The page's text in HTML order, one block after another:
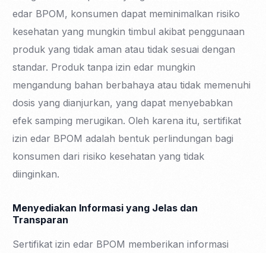
edar BPOM, konsumen dapat meminimalkan risiko
kesehatan yang mungkin timbul akibat penggunaan
produk yang tidak aman atau tidak sesuai dengan
standar. Produk tanpa izin edar mungkin
mengandung bahan berbahaya atau tidak memenuhi
dosis yang dianjurkan, yang dapat menyebabkan
efek samping merugikan. Oleh karena itu, sertifikat
izin edar BPOM adalah bentuk perlindungan bagi
konsumen dari risiko kesehatan yang tidak
diinginkan.
Menyediakan Informasi yang Jelas dan
Transparan
Sertifikat izin edar BPOM memberikan informasi